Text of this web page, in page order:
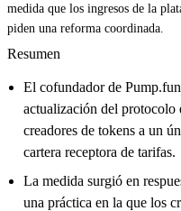
medida que los ingresos de la
piden una reforma coordinada.
Resumen
El cofundador de
actualización del protocolo
creadores de tokens a un
cartera receptora de tarifas.
La medida surgió en
una práctica en la que los